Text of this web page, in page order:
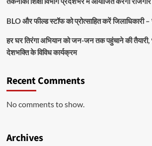
BLO और फील्ड स्टॉफ को प्रोत्साहित करें जिलाधिकारी
हर घर तिरंगा अभियान को जन-जन तक पहुंचाने की
देशभक्ति के विविध कार्यक्रम
Recent Comments
No comments to show.
Archives